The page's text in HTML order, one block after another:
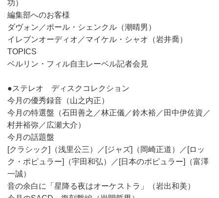
功）
編集部へのお客様
ダヴォン／ポール・シェンクル（潮晴男）
イレブンオーディオ／マイケル・シャオ（岩井喬）
TOPICS
ベルリン・フィル自主レーベル記者会見
●ステレオ ディスクコレクション
今月の優秀録音（山之内正）
今月の特選盤（石田善之／林正儀／鈴木裕／田中伊佐資／
村井裕弥／広瀬大介）
今月の話題盤
[クラシック]（浅里公三）／[ジャズ]（岡崎正道）／[ロッ
ク・ポピュラー]（宇田和弘）／[日本のポピュラー]（富澤
一誠）
音の余白に「星降る夜はオーケストラ」（岩出和美）